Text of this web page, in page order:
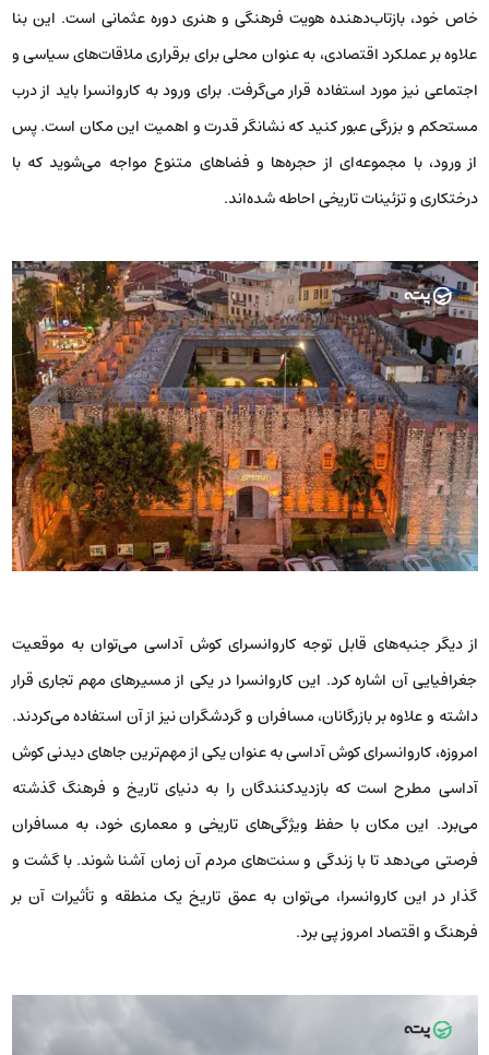
خاص خود، بازتاب‌دهنده هویت فرهنگی و هنری دوره عثمانی است. این بنا
علاوه بر عملکرد اقتصادی، به‌ عنوان محلی برای برقراری ملاقات‌های سیاسی و
اجتماعی نیز مورد استفاده قرار می‌گرفت. برای ورود به کاروانسرا باید از درب
مستحکم و بزرگی عبور کنید که نشانگر قدرت و اهمیت این مکان است. پس
از ورود، با مجموعه‌ای از حجره‌ها و فضاهای متنوع مواجه می‌شوید که با
درختکاری و تزئینات تاریخی احاطه ‌شده‌اند.
از دیگر جنبه‌های قابل توجه کاروانسرای کوش آداسی می‌توان به موقعیت
جغرافیایی آن اشاره کرد. این کاروانسرا در یکی از مسیرهای مهم تجاری قرار
داشته و علاوه بر بازرگانان، مسافران و گردشگران نیز از آن استفاده می‌کردند.
امروزه، کاروانسرای کوش آداسی به عنوان یکی از مهم‌ترین جاهای دیدنی کوش
آداسی مطرح است که بازدیدکنندگان را به دنیای تاریخ و فرهنگ گذشته
می‌برد. این مکان با حفظ ویژگی‌های تاریخی و معماری خود، به مسافران
فرصتی می‌دهد تا با زندگی و سنت‌های مردم آن زمان آشنا شوند. با گشت و
گذار در این کاروانسرا، می‌توان به عمق تاریخ یک منطقه و تأثیرات آن بر
فرهنگ و اقتصاد امروز پی برد.